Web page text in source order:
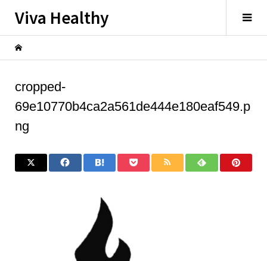
Viva Healthy
cropped-
69e10770b4ca2a561de444e180eaf549.p
ng